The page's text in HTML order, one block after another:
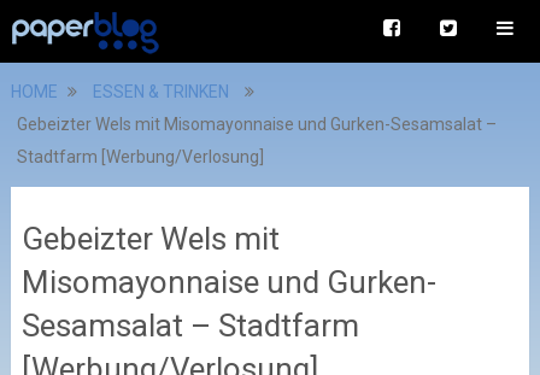
HOME
ESSEN & TRINKEN
Gebeizter Wels mit Misomayonnaise und Gurken-Sesamsalat –
Stadtfarm [Werbung/Verlosung]
Gebeizter Wels mit
Misomayonnaise und Gurken-
Sesamsalat – Stadtfarm